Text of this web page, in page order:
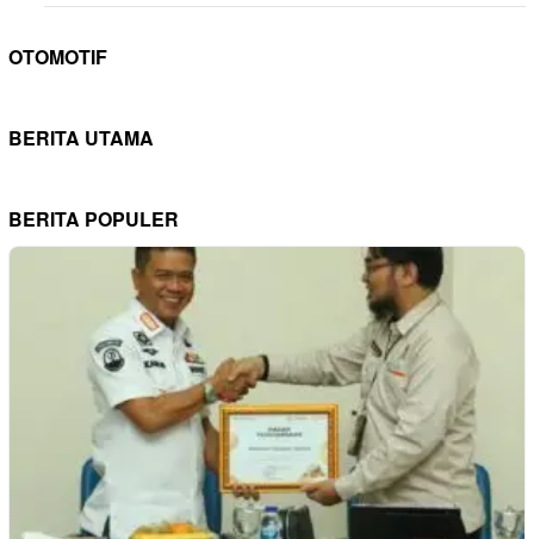
OTOMOTIF
BERITA UTAMA
BERITA POPULER